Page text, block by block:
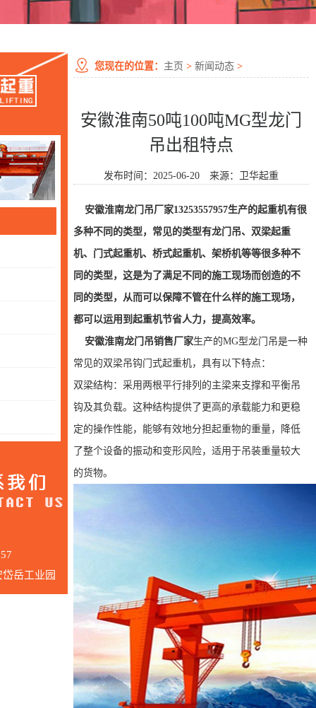
岳工业园
您现在的位置： 主页 >新闻动态 >
安徽淮南50吨100吨MG型龙门
吊出租特点
发布时间：2025-06-20 来源：卫华起重
安徽淮南龙门吊厂家13253557957生产的起重机有很
多种不同的类型，常见的类型有龙门吊、双梁起重
机、门式起重机、桥式起重机、架桥机等等很多种不
同的类型，这是为了满足不同的施工现场而创造的不
同的类型，从而可以保障不管在什么样的施工现场，
都可以运用到起重机节省人力，提高效率。
安徽淮南龙门吊销售厂家生产的MG型龙门吊是一种
常见的双梁吊钩门式起重机，具有以下特点：
双梁结构：采用两根平行排列的主梁来支撑和平衡吊
钩及其负载。这种结构提供了更高的承载能力和更稳
定的操作性能，能够有效地分担起重物的重量，降低
了整个设备的振动和变形风险，适用于吊装重量较大
的货物。